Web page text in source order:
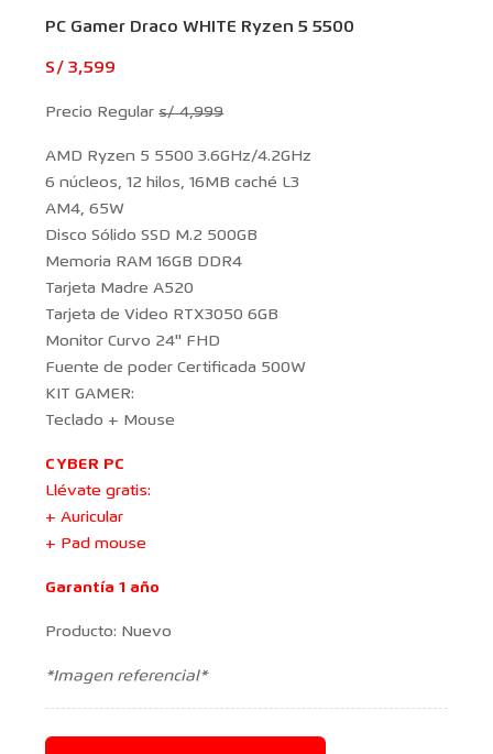
PC Gamer Draco WHITE Ryzen 5 5500
S/ 3,599
Precio Regulars/ 4,999
AMD Ryzen 5 5500 3.6GHz/4.2GHz
6 núcleos, 12 hilos, 16MB caché L3
AM4, 65W
Disco Sólido SSD M.2 500GB
Memoria RAM 16GB DDR4
Tarjeta Madre A520
Tarjeta de Video RTX3050 6GB
Monitor Curvo 24'' FHD
Fuente de poder Certificada 500W
KIT GAMER:
Teclado + Mouse
CYBER PC
Llévate gratis:
+ Auricular
+ Pad mouse
Garantía 1 año
Producto: Nuevo
*Imagen referencial*